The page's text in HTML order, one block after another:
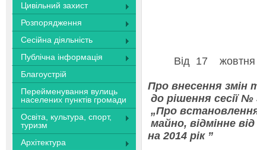
Цивільний захист
Розпорядження
Сесійна діяльність
Публічна інформація
Благоустрій
Перейменування вулиць
населених пунктів громади
Освіта, культура, спорт,
туризм
Архітектура
Від
Про внесення змін
до рішення сесії №
„Про
майно, відмінне
на 2014 рік ”